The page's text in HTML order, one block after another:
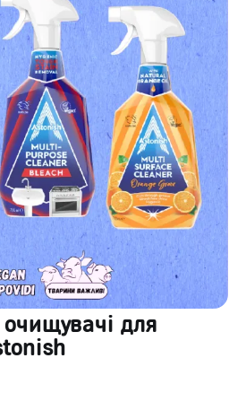
очищувачі для